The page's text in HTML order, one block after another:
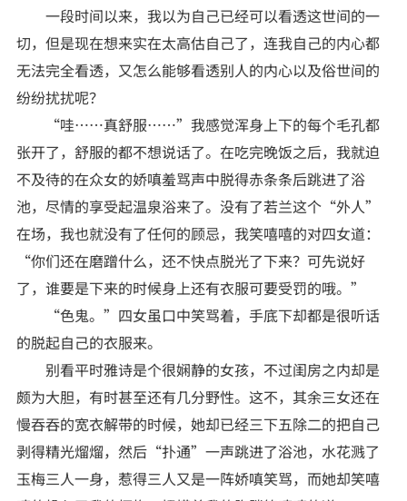
一段时间以来，我以为自己已经可以看透这世间的一
切，但是现在想来实在太高估自己了，连我自己的内心都
无法完全看透，又怎么能够看透别人的内心以及俗世间的
纷纷扰扰呢？
“哇……真舒服……”我感觉浑身上下的每个毛孔都
张开了，舒服的都不想说话了。在吃完晚饭之后，我就迫
不及待的在众女的娇嗔羞骂声中脱得赤条条后跳进了浴
池，尽情的享受起温泉浴来了。没有了若兰这个“外人”
在场，我也就没有了任何的顾忌，我笑嘻嘻的对四女道：
“你们还在磨蹭什么，还不快点脱光了下来？可先说好
了，谁要是下来的时候身上还有衣服可要受罚的哦。”
“色鬼。”四女虽口中笑骂着，手底下却都是很听话
的脱起自己的衣服来。
别看平时雅诗是个很娴静的女孩，不过闺房之内却是
颇为大胆，有时甚至还有几分野性。这不，其余三女还在
慢吞吞的宽衣解带的时候，她却已经三下五除二的把自己
剥得精光熘熘，然后“扑通”一声跳进了浴池，水花溅了
玉梅三人一身，惹得三人又是一阵娇嗔笑骂，而她却笑嘻